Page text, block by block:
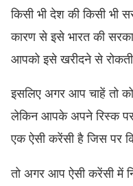
किसी भी देश की किसी भी
कारण से इसे भारत की
आपको इसे खरीदने से
इसलिए अगर आप चाहें तो
लेकिन आपके अपने रिस्क
एक ऐसी करेंसी है जिस पर
तो अगर आप ऐसी करेंसी में